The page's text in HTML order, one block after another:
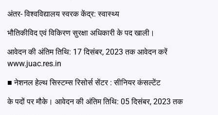
अंतर- विश्वविद्यालय स्वरक केंद्र: स्वास्थ्य
भौतिकीविद एवं विकिरण सुरक्षा अधिकारी के पद खाली।
आवेदन की अंतिम तिथि: 17 दिसंबर, 2023 तक आवेदन करें
www.juac.res.in
■ नेशनल हेल्थ सिस्टम्स रिसोर्स सेंटर : सीनियर कंसल्टेंट
के पदों पर मौके। आवेदन की अंतिम तिथि: 05 दिसंबर, 2023 तक